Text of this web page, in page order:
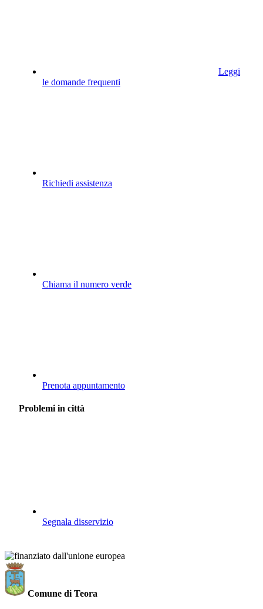
Leggi
le domande frequenti
Richiedi assistenza
Chiama il numero verde
Prenota appuntamento
Problemi in città
Segnala disservizio
Comune di Teora